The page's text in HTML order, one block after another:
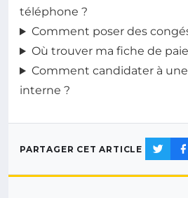
téléphone ?
Comment poser des
Où trouver ma fiche de
Comment candidater à
interne ?
PARTAGER CET ARTICLE